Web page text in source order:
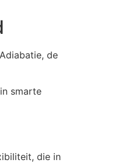
de
smarte
die in